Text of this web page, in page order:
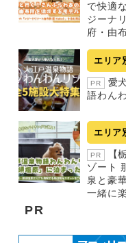
で快適
ジーナ
府・由
エリア
PR
愛
語わん
エリア
PR
【
ゾート
泉と豪
一緒に
PR